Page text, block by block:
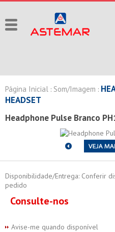
Página Inicial : Som/Imagem :
HEADSET
Headphone Pulse Branco
Disponibilidade/Entrega: Conferir
pedido
Consulte-nos
Avise-me quando disponível